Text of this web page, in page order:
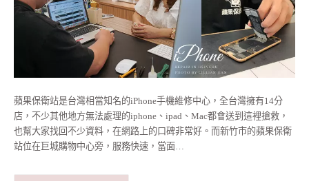
蘋果保衛站是台灣相當知名的iPhone手機維修中心，全台灣擁有14分
店，不少其他地方無法處理的iphone、ipad、Mac都會送到這裡搶救，
也幫大家找回不少資料，在網路上的口碑非常好。而新竹市的蘋果保衛
站位在巨城購物中心旁，服務快速，當面…